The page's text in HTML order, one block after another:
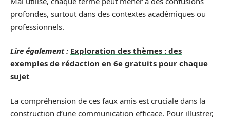
profondes, surtout dans des contextes académiques ou
professionnels.
Lire également : Exploration des thèmes : des
exemples de rédaction en 6e gratuits pour chaque
sujet
La compréhension de ces faux amis est cruciale dans la
construction d’une communication efficace. Pour illustrer,